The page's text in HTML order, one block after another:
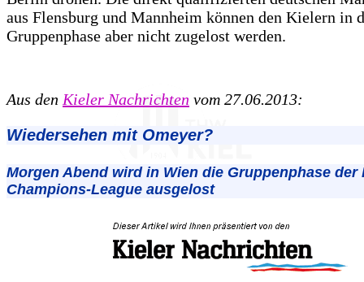
aus Flensburg und Mannheim können den Kielern in
Gruppenphase aber nicht zugelost werden.
Aus den Kieler Nachrichten vom 27.06.2013:
Wiedersehen mit Omeyer?
Morgen Abend wird in Wien die Gruppenphase der
Champions-League ausgelost